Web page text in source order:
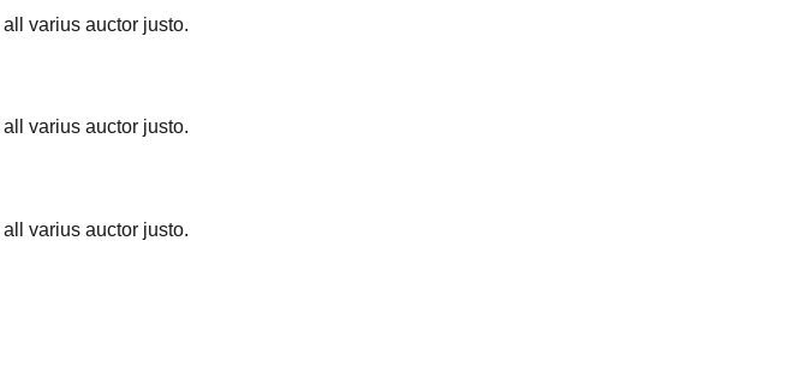
varius auctor justo.
varius auctor justo.
varius auctor justo.